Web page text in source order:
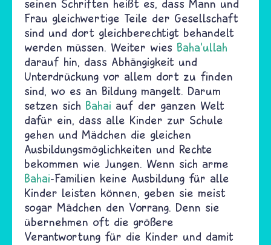
seinen Schriften heißt es, dass Mann und
Frau gleichwertige Teile der Gesellschaft
sind und dort gleichberechtigt behandelt
werden müssen. Weiter wies Baha’ullah
darauf hin, dass Abhängigkeit und
Unterdrückung vor allem dort zu finden
sind, wo es an Bildung mangelt. Darum
setzen sich Bahai auf der ganzen Welt
dafür ein, dass alle Kinder zur Schule
gehen und Mädchen die gleichen
Ausbildungsmöglichkeiten und Rechte
bekommen wie Jungen. Wenn sich arme
Bahai-Familien keine Ausbildung für alle
Kinder leisten können, geben sie meist
sogar Mädchen den Vorrang. Denn sie
übernehmen oft die größere
Verantwortung für die Kinder und damit